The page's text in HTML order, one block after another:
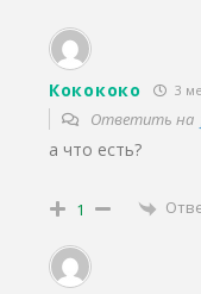
Кокококо 3
Ответить на
а что есть?
1